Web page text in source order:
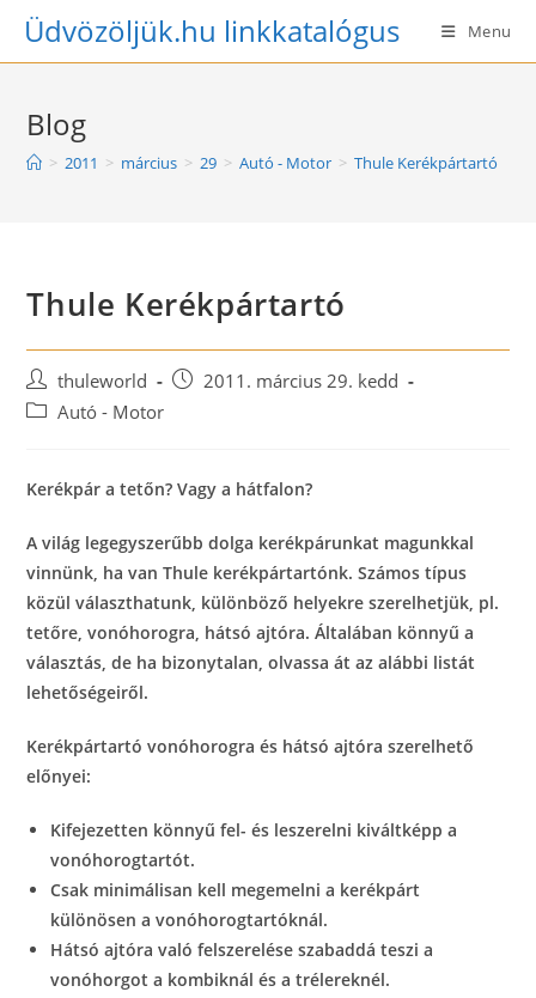
SkipÜdvözöljük.hu linkkatalógus Menu
Blog
> 2011 > március > 29 > Autó - Motor > Thule Kerékpártartó
Thule Kerékpártartó
Post
author:
thuleworld
Post2011. március 29. kedd
PostAutó - Motor
Kerékpár a tetőn? Vagy a hátfalon?
A világ legegyszerűbb dolga kerékpárunkat magunkkal
vinnünk, ha van Thule kerékpártartónk. Számos típus
közül választhatunk, különböző helyekre szerelhetjük, pl.
tetőre, vonóhorogra, hátsó ajtóra. Általában könnyű a
választás, de ha bizonytalan, olvassa át az alábbi listát
lehetőségeiről.
Kerékpártartó vonóhorogra és hátsó ajtóra szerelhető
előnyei:
Kifejezetten könnyű fel- és leszerelni kiváltképp a
vonóhorogtartót.
Csak minimálisan kell megemelni a kerékpárt
különösen a vonóhorogtartóknál.
Hátsó ajtóra való felszerelése szabaddá teszi a
vonóhorgot a kombiknál és a trélereknél.